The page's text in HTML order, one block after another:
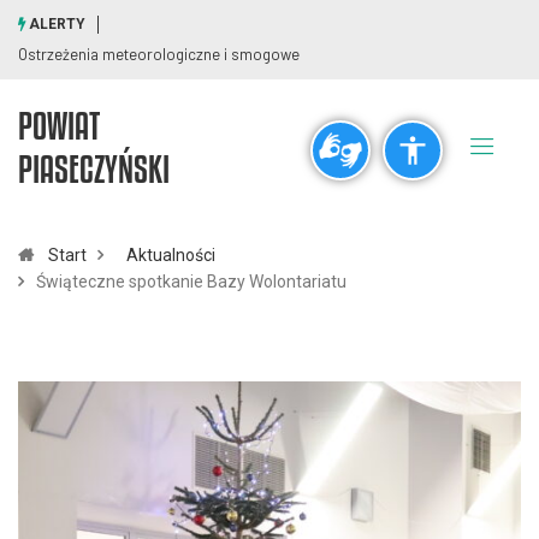
visibility_off title
Rozdzielczość
Czcionki
remove_circle_outline
ALERTY
Ostrzeżenia meteorologiczne i smogowe
POWIAT
PIASECZYŃSKI
Start
Aktualności
Świąteczne spotkanie Bazy Wolontariatu